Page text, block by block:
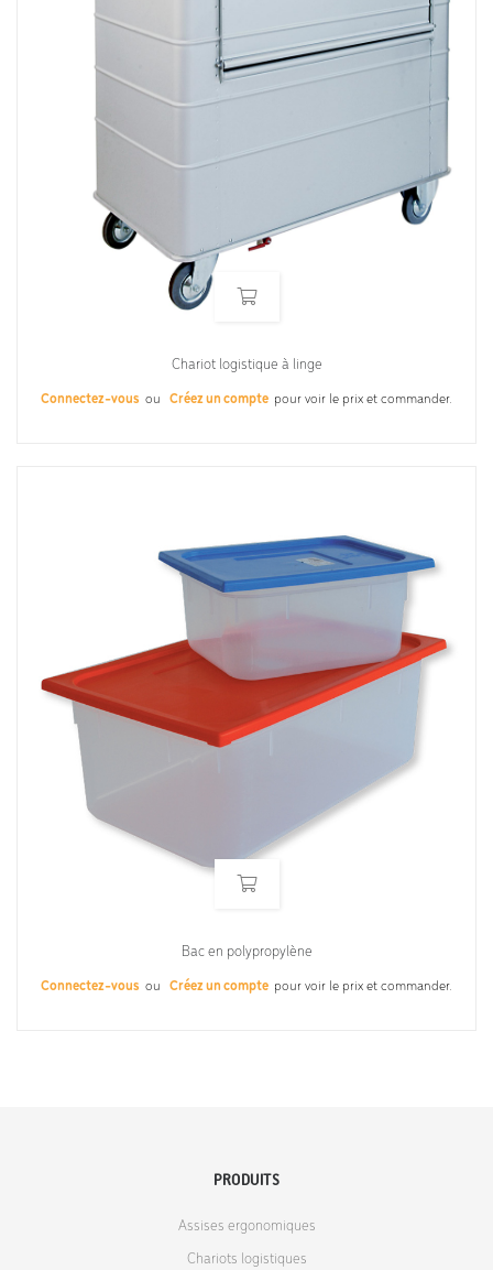
Chariot logistique à linge
Connectez-vous ou Créez un compte pour voir le prix et commander.
Bac en polypropylène
Connectez-vous ou Créez un compte pour voir le prix et commander.
PRODUITS
Assises ergonomiques
Chariots logistiques